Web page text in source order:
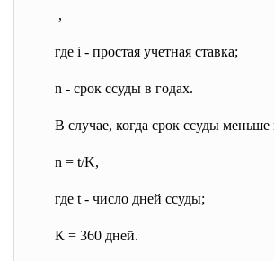
,
где i - простая учетная ставка;
n - срок ссуды в годах.
В случае, когда срок ссуды меньше
n = t/K,
где t - число дней ссуды;
К = 360 дней.